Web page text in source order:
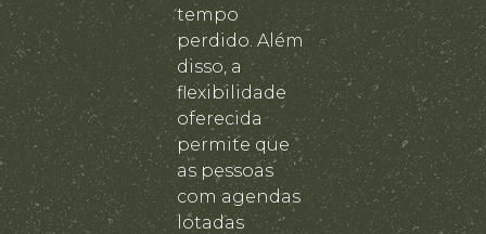
tempo
perdido. Além
disso, a
flexibilidade
oferecida
permite que
as pessoas
com agendas
lotadas